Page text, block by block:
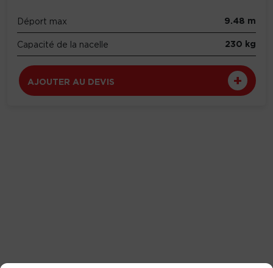
Déport max 9.48 m
Capacité de la nacelle 230 kg
AJOUTER AU DEVIS